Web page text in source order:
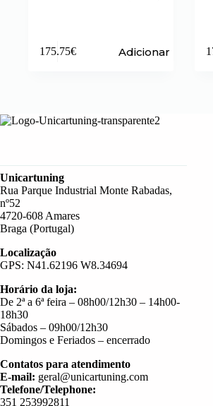
175.75€ Adicionar
Unicartuning
Rua Parque Industrial Monte Rabadas,
nº52
4720-608 Amares
Braga (Portugal)
Localização
GPS: N41.62196 W8.34694
Horário da loja:
De 2ª a 6ª feira – 08h00/12h30 – 14h00-
18h30
Sábados – 09h00/12h30
Domingos e Feriados – encerrado
Contatos para atendimento
E-mail: geral@unicartuning.com
Telefone/Telephone:
351 253992811